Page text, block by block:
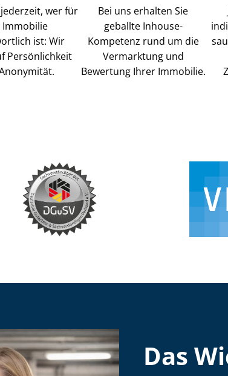
wer für
Immobilie
ist: Wir
Persönlichkeit
Bei uns erhalten Sie
geballte Inhouse-
Kompetenz rund um die
Vermarktung und
Bewertung Ihrer Immobilie.
Das